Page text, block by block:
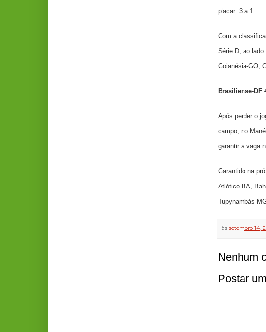
placar: 3 a 1.
Com a
Série D, ao lado
Goianésia-GO,
Brasiliense-DF
Após perder o
campo, no
garantir a vaga
Garantido na
Atlético-BA,
Tupynambás-
às setembro 14,
Nenhum
Postar